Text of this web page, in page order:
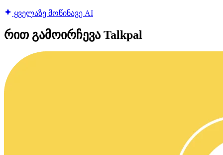
ყველაზე მოწინავე AI
რით გამოირჩევა Talkpal